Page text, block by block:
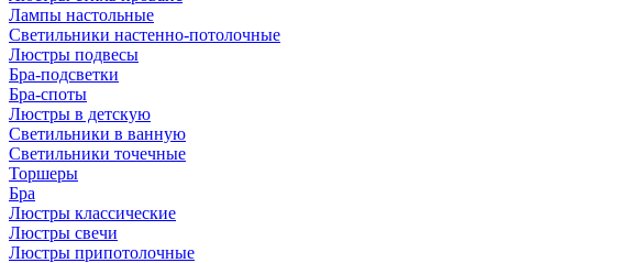
Лампы настольные
Светильники настенно-потолочные
Люстры подвесы
Бра-подсветки
Бра-споты
Люстры в детскую
Светильники в ванную
Светильники точечные
Торшеры
Бра
Люстры классические
Люстры свечи
Люстры припотолочные